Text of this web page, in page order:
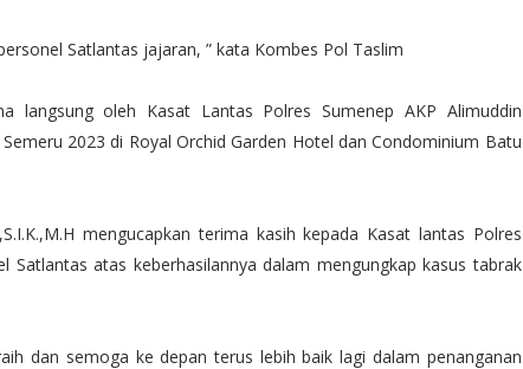
Satlantas jajaran, ” kata Kombes Pol Taslim
langsung oleh Kasat Lantas Polres Sumenep AKP Alimuddin
2023 di Royal Orchid Garden Hotel dan Condominium Batu
mengucapkan terima kasih kepada Kasat lantas Polres
Satlantas atas keberhasilannya dalam mengungkap kasus tabrak
dan semoga ke depan terus lebih baik lagi dalam penanganan